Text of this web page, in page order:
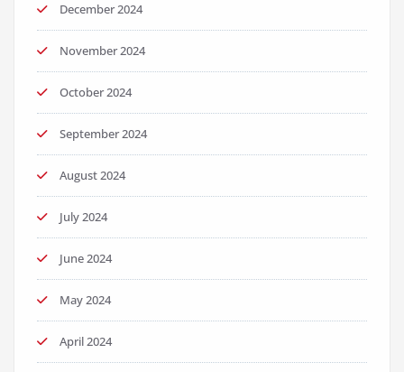
December 2024
November 2024
October 2024
September 2024
August 2024
July 2024
June 2024
May 2024
April 2024